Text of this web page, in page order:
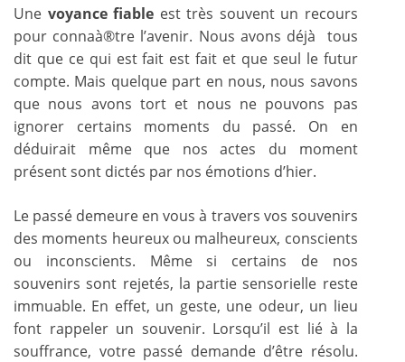
Une voyance fiable est très souvent un recours
pour connaà®tre l’avenir. Nous avons déjà tous
dit que ce qui est fait est fait et que seul le futur
compte. Mais quelque part en nous, nous savons
que nous avons tort et nous ne pouvons pas
ignorer certains moments du passé. On en
déduirait même que nos actes du moment
présent sont dictés par nos émotions d’hier.
Le passé demeure en vous à travers vos souvenirs
des moments heureux ou malheureux, conscients
ou inconscients. Même si certains de nos
souvenirs sont rejetés, la partie sensorielle reste
immuable. En effet, un geste, une odeur, un lieu
font rappeler un souvenir. Lorsqu’il est lié à la
souffrance, votre passé demande d’être résolu.